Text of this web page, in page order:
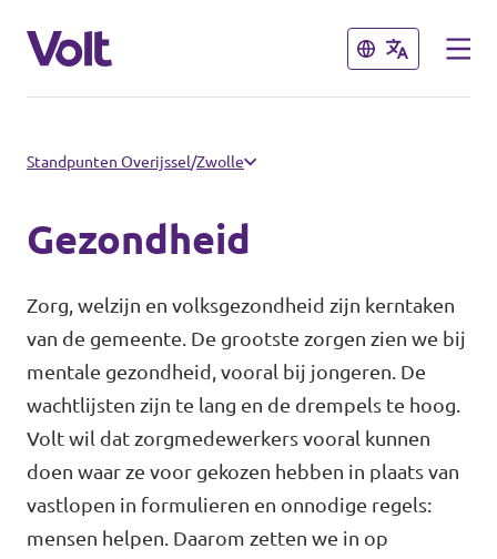
Sluiten
Communities
Volt Almelo
Volt Enschede
Volt Hengelo
Volt Zwolle
Sluiten
Over Volt
Mensen
Nieuws
Agenda
Standpunten Overijssel/Zwolle
Gezondheid
Zorg, welzijn en volksgezondheid zijn kerntaken
van de gemeente. De grootste zorgen zien we bij
mentale gezondheid, vooral bij jongeren. De
wachtlijsten zijn te lang en de drempels te hoog.
Volt wil dat zorgmedewerkers vooral kunnen
doen waar ze voor gekozen hebben in plaats van
vastlopen in formulieren en onnodige regels:
mensen helpen. Daarom zetten we in op